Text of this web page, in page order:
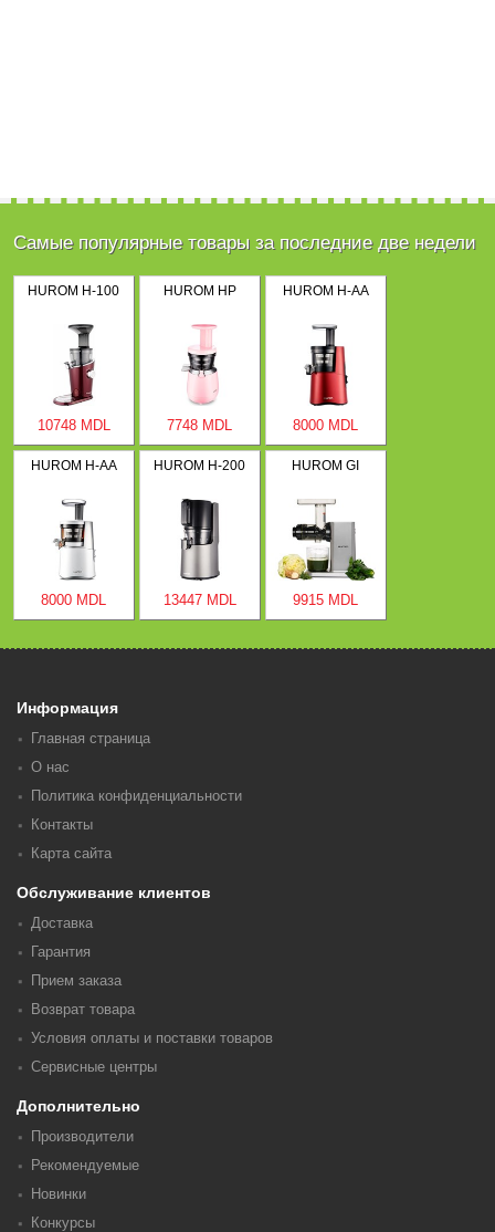
Самые популярные товары за последние две недели
HUROM H-100
10748 MDL
HUROM HP
7748 MDL
HUROM H-AA
8000 MDL
HUROM H-AA
8000 MDL
HUROM H-200
13447 MDL
HUROM GI
9915 MDL
Информация
Главная страница
О нас
Политика конфиденциальности
Контакты
Карта сайта
Обслуживание клиентов
Доставка
Гарантия
Прием заказа
Возврат товара
Условия оплаты и поставки товаров
Сервисные центры
Дополнительно
Производители
Рекомендуемые
Новинки
Конкурсы